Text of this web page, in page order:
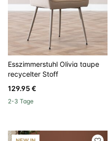
Esszimmerstuhl Olivia taupe
recycelter Stoff
129.95 €
2-3 Tage